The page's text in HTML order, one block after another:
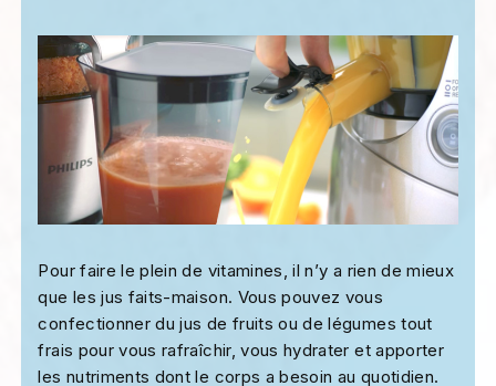
Pour faire le plein de vitamines, il n’y a rien de mieux
que les jus faits-maison. Vous pouvez vous
confectionner du jus de fruits ou de légumes tout
frais pour vous rafraîchir, vous hydrater et apporter
les nutriments dont le corps a besoin au quotidien.